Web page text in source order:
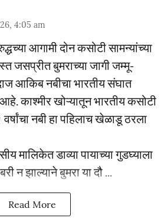
4:05 am
आगामी दोन कसोटी सामन्यांच्या
जसप्रीत बुमराच्या जागी जम्मू-
आकिब नबीचा भारतीय संघात
काश्मीर खोऱ्यातून भारतीय कसोटी
नबी हा पहिलाच खेळाडू ठरला
मालिकेत डाव्या पायाच्या गुडघ्याला
न झाल्याने बुमरा या दौ ...
Read More